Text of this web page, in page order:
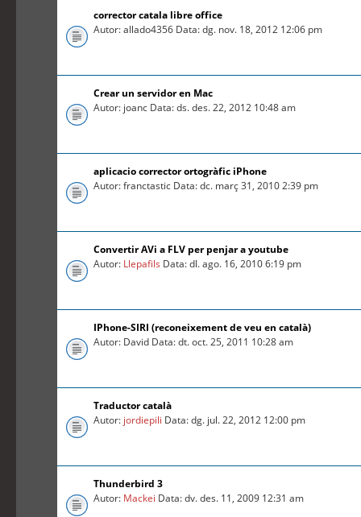
corrector catala libre office
Autor: allado4356 Data: dg. nov. 18, 2012 12:06 pm
Crear un servidor en Mac
Autor: joanc Data: ds. des. 22, 2012 10:48 am
aplicacio corrector ortogràfic iPhone
Autor: franctastic Data: dc. març 31, 2010 2:39 pm
Convertir AVi a FLV per penjar a youtube
Autor: Llepafils Data: dl. ago. 16, 2010 6:19 pm
IPhone-SIRI (reconeixement de veu en català)
Autor: David Data: dt. oct. 25, 2011 10:28 am
Traductor català
Autor: jordiepili Data: dg. jul. 22, 2012 12:00 pm
Thunderbird 3
Autor: Mackei Data: dv. des. 11, 2009 12:31 am